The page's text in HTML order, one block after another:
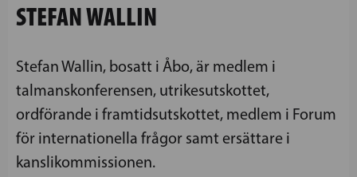
STEFAN WALLIN
Stefan Wallin, bosatt i Åbo, är medlem i
talmanskonferensen, utrikesutskottet,
ordförande i framtidsutskottet, medlem i Forum
för internationella frågor samt ersättare i
kanslikommissionen.